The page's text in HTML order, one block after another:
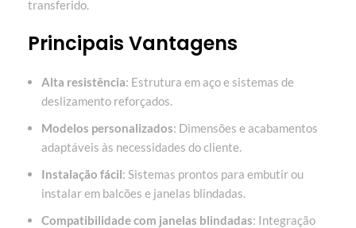
transferido.
Principais Vantagens
Alta resistência: Estrutura em aço e sistemas de
deslizamento reforçados.
Modelos personalizados: Dimensões e acabamentos
adaptáveis às necessidades do cliente.
Instalação fácil: Sistemas prontos para embutir ou
instalar em balcões e janelas blindadas.
Compatibilidade com janelas blindadas: Integração